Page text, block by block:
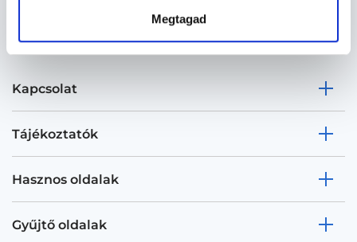
Megtagad
Kapcsolat
Tájékoztatók
Hasznos oldalak
Gyűjtő oldalak